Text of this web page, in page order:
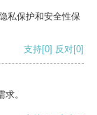
私保护和安全性保
支持[0] 反对[0]
。